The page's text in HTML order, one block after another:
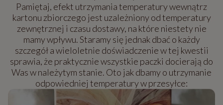
Pamiętaj, efekt utrzymania temperatury wewnątrz
kartonu zbiorczego jest uzależniony od temperatury
zewnętrznej i czasu dostawy, na które niestety nie
mamy wpływu. Staramy się jednak dbać o każdy
szczegół a wieloletnie doświadczenie w tej kwestii
sprawia, że praktycznie wszystkie paczki docierają do
Was w należytym stanie. Oto jak dbamy o utrzymanie
odpowiedniej temperatury w przesyłce: